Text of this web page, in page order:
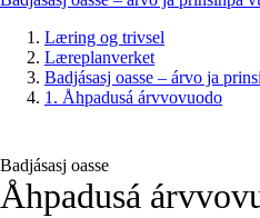
Læring og trivsel
Læreplanverket
Badjásasj oasse – árvo ja
1. Åhpadusá árvvovuodo
Badjásasj oasse
Åhpadusá